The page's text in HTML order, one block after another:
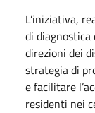
L’iniziativa,
di
direzioni dei
strategia di
e facilitare
residenti nei